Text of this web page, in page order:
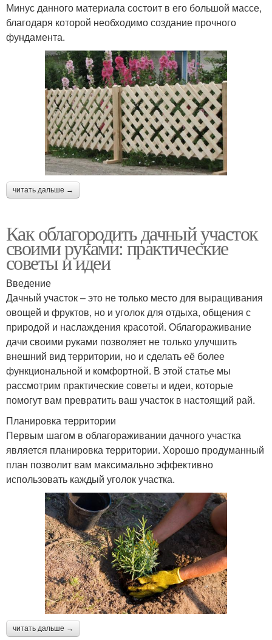
Минус данного материала состоит в его большой массе,
благодаря которой необходимо создание прочного
фундамента.
читать дальше →
Как облагородить дачный участок
своими руками: практические
советы и идеи
Введение
Дачный участок – это не только место для выращивания
овощей и фруктов, но и уголок для отдыха, общения с
природой и наслаждения красотой. Облагораживание
дачи своими руками позволяет не только улучшить
внешний вид территории, но и сделать её более
функциональной и комфортной. В этой статье мы
рассмотрим практические советы и идеи, которые
помогут вам превратить ваш участок в настоящий рай.
Планировка территории
Первым шагом в облагораживании дачного участка
является планировка территории. Хорошо продуманный
план позволит вам максимально эффективно
использовать каждый уголок участка.
читать дальше →